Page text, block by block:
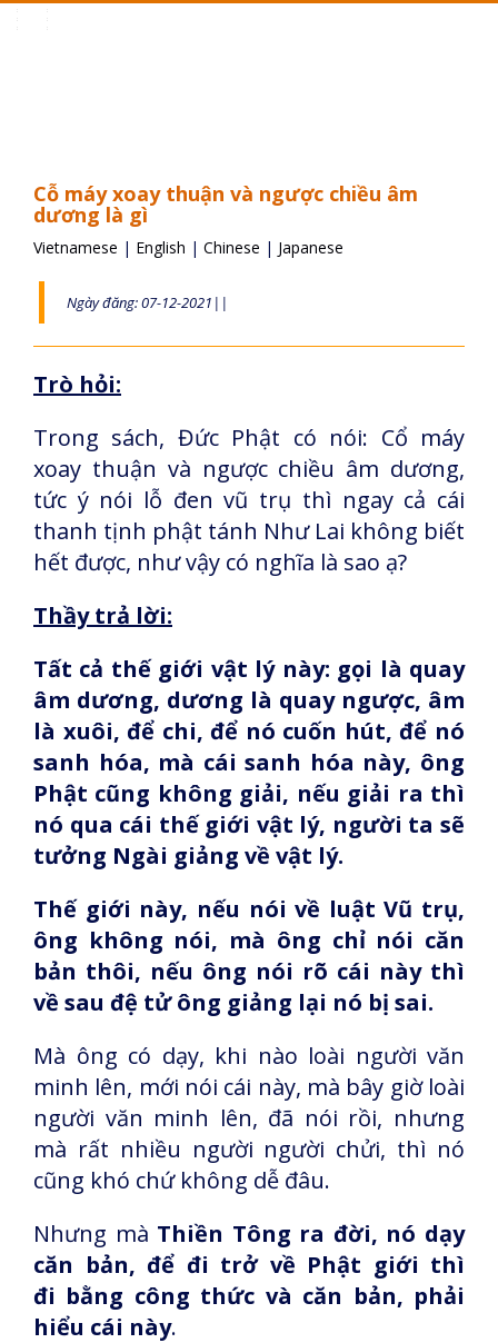
Cỗ máy xoay thuận và ngược chiều âm
dương là gì
Vietnamese | English | Chinese | Japanese
Ngày đăng: 07-12-2021||
Trò hỏi:
Trong sách, Đức Phật có nói: Cổ máy
xoay thuận và ngược chiều âm dương,
tức ý nói lỗ đen vũ trụ thì ngay cả cái
thanh tịnh phật tánh Như Lai không biết
hết được, như vậy có nghĩa là sao ạ?
Thầy trả lời:
Tất cả thế giới vật lý này: gọi là quay
âm dương, dương là quay ngược, âm
là xuôi, để chi, để nó cuốn hút, để nó
sanh hóa, mà cái sanh hóa này, ông
Phật cũng không giải, nếu giải ra thì
nó qua cái thế giới vật lý, người ta sẽ
tưởng Ngài giảng về vật lý.
Thế giới này, nếu nói về luật Vũ trụ,
ông không nói, mà ông chỉ nói căn
bản thôi, nếu ông nói rõ cái này thì
về sau đệ tử ông giảng lại nó bị sai.
Mà ông có dạy, khi nào loài người văn
minh lên, mới nói cái này, mà bây giờ loài
người văn minh lên, đã nói rồi, nhưng
mà rất nhiều người người chửi, thì nó
cũng khó chứ không dễ đâu.
Nhưng mà Thiền Tông ra đời, nó dạy
căn bản, để đi trở về Phật giới thì
đi bằng công thức và căn bản, phải
hiểu cái này.